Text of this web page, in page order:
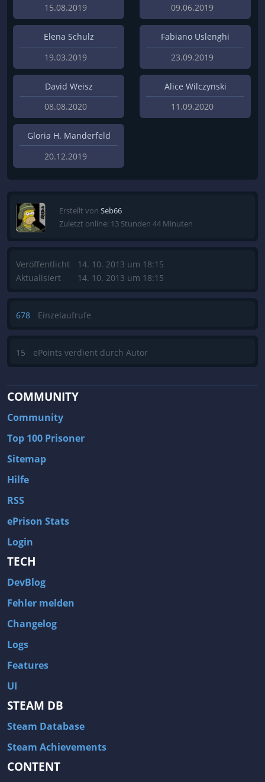
15.08.2019
09.06.2019
Elena Schulz
19.03.2019
Fabiano Uslenghi
23.09.2019
David Weisz
08.08.2020
Alice Wilczynski
11.09.2020
Gloria H. Manderfeld
20.12.2019
Erstellt von Seb66
Zuletzt online: 13 Stunden 44 Minuten
Veröffentlicht
Aktualisiert
14. 10. 2013 um 18:15
14. 10. 2013 um 18:15
678 Einzelaufrufe
15 ePoints verdient durch Autor
COMMUNITY
Community
Top 100 Prisoner
Sitemap
Hilfe
RSS
ePrison Stats
Login
TECH
DevBlog
Fehler melden
Changelog
Logs
Features
UI
STEAM DB
Steam Database
Steam Achievements
CONTENT